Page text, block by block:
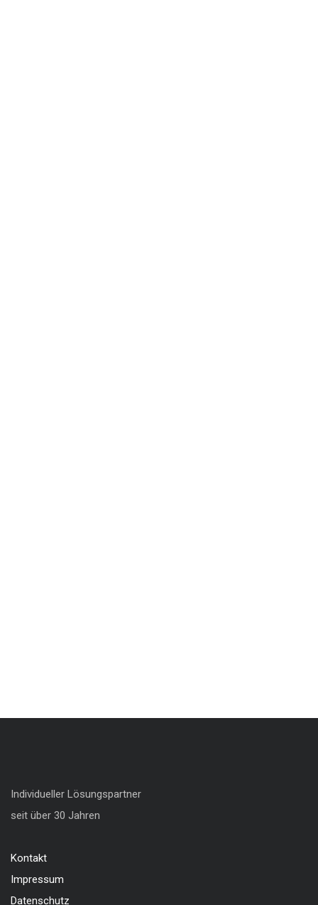
Individueller Lösungspartner
seit über 30 Jahren
Kontakt
Impressum
Datenschutz